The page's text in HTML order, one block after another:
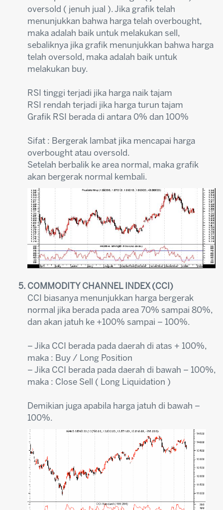
oversold ( jenuh jual ). Jika grafik telah
menunjukkan bahwa harga telah overbought,
maka adalah baik untuk melakukan sell,
sebaliknya jika grafik menunjukkan bahwa harga
telah oversold, maka adalah baik untuk
melakukan buy.
RSI tinggi terjadi jika harga naik tajam
RSI rendah terjadi jika harga turun tajam
Grafik RSI berada di antara 0% dan 100%
Sifat : Bergerak lambat jika mencapai harga
overbought atau oversold.
Setelah berbalik ke area normal, maka grafik
akan bergerak normal kembali.
COMMODITY CHANNEL INDEX (CCI)
CCI biasanya menunjukkan harga bergerak
normal jika berada pada area 70% sampai 80%,
dan akan jatuh ke +100% sampai – 100%.
– Jika CCI berada pada daerah di atas + 100%,
maka : Buy / Long Position
– Jika CCI berada pada daerah di bawah – 100%,
maka : Close Sell ( Long Liquidation )
Demikian juga apabila harga jatuh di bawah –
100%.